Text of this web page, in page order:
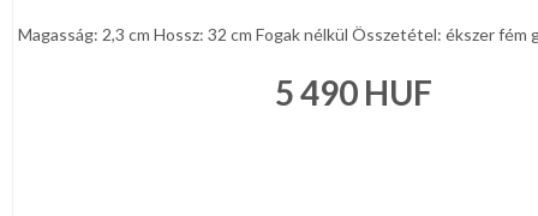
Magasság: 2,3 cm Hossz: 32 cm Fogak nélkül Összetétel: ékszer fém
5 490 HUF